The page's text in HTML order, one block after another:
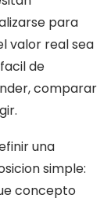
para
valor real sea
de
comparar
una
simple:
concepto